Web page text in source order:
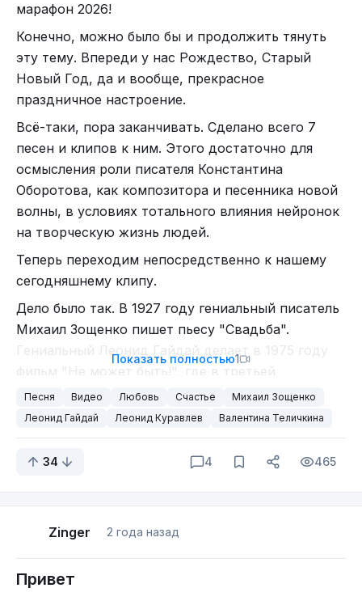
марафон 2026!
Конечно, можно было бы и продолжить тянуть
эту тему. Впереди у нас Рождество, Старый
Новый Год, да и вообще, прекрасное
праздничное настроение.
Всё-таки, пора заканчивать. Сделано всего 7
песен и клипов к ним. Этого достаточно для
осмысления роли писателя Константина
Оборотова, как композитора и песенника новой
волны, в условиях тотального влияния нейронок
на творческую жизнь людей.
Теперь переходим непосредственно к нашему
сегодняшнему клипу.
Дело было так. В 1927 году гениальный писатель
Михаил Зощенко пишет пьесу "Свадьба".
Гениальный Леонид Гайдай делает в 1975 году
заключительной части используется сюжетная
линия пьесы "Свадьба". Фильм прекрасен,
ещё не видел. А песня "Чёрные подковы"
Но слишком уж как-то всё грустно получилось в
(Катерина - Теличкина Валентина Ивановна), а
Показать полностью1
Песня Видео Любовь Счастье
Михаил Зощенко
Леонид Гайдай
Леонид Куравлев Валентина Теличкина
34 4 465
Zinger 2 года назад
Привет